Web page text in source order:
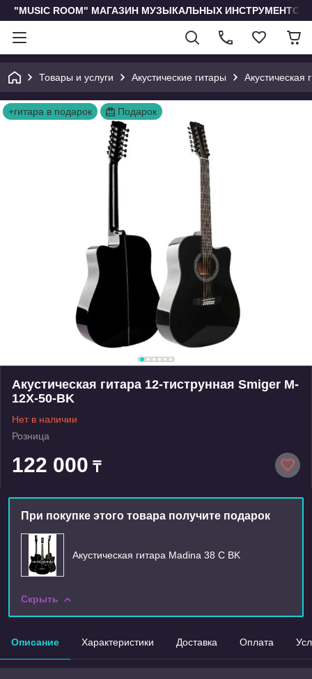
"MUSIC ROOM" МАГАЗИН МУЗЫКАЛЬНЫХ
Товары и услуги Акустические гитары Акустическая
+гитара в подарок Подарок
Акустическая гитара 12-тиструнная Smiger M-
12X-50-BK
Нет в наличии
Розница
122 000 ₸
При покупке этого товара получите подарок
Акустическая гитара Madina 38 C BK
Скрыть
Описание Характеристики Доставка Оплата